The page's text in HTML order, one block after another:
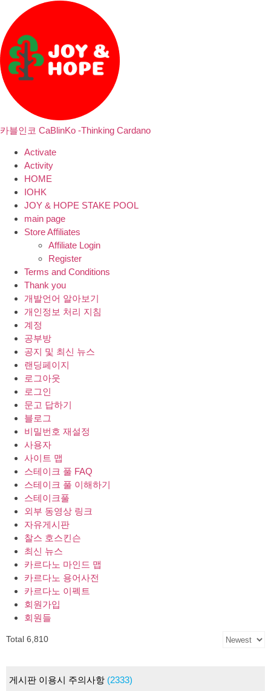
카블인코 CaBlinKo -Thinking Cardano
Activate
Activity
HOME
IOHK
JOY & HOPE STAKE POOL
main page
Store Affiliates
Affiliate Login
Register
Terms and Conditions
Thank you
개발언어 알아보기
개인정보 처리 지침
계정
공부방
공지 및 최신 뉴스
랜딩페이지
로그아웃
로그인
문고 답하기
블로그
비밀번호 재설정
사용자
사이트 맵
스테이크 풀 FAQ
스테이크 풀 이해하기
스테이크풀
외부 동영상 링크
자유게시판
찰스 호스킨슨
최신 뉴스
카르다노 마인드 맵
카르다노 용어사전
카르다노 이펙트
회원가입
회원들
Total 6,810
게시판 이용시 주의사항 (2333)